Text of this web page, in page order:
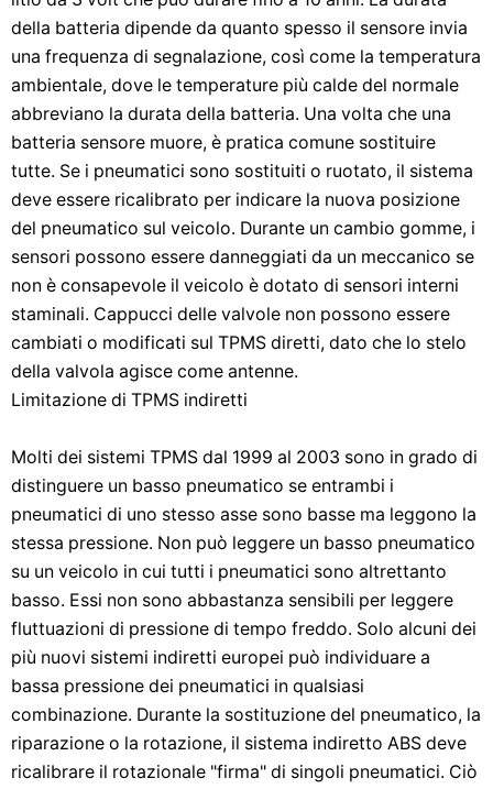
della batteria dipende da quanto spesso il sensore invia
una frequenza di segnalazione, così come la temperatura
ambientale, dove le temperature più calde del normale
abbreviano la durata della batteria. Una volta che una
batteria sensore muore, è pratica comune sostituire
tutte. Se i pneumatici sono sostituiti o ruotato, il sistema
deve essere ricalibrato per indicare la nuova posizione
del pneumatico sul veicolo. Durante un cambio gomme, i
sensori possono essere danneggiati da un meccanico se
non è consapevole il veicolo è dotato di sensori interni
staminali. Cappucci delle valvole non possono essere
cambiati o modificati sul TPMS diretti, dato che lo stelo
della valvola agisce come antenne.
Limitazione di TPMS indiretti
Molti dei sistemi TPMS dal 1999 al 2003 sono in grado di
distinguere un basso pneumatico se entrambi i
pneumatici di uno stesso asse sono basse ma leggono la
stessa pressione. Non può leggere un basso pneumatico
su un veicolo in cui tutti i pneumatici sono altrettanto
basso. Essi non sono abbastanza sensibili per leggere
fluttuazioni di pressione di tempo freddo. Solo alcuni dei
più nuovi sistemi indiretti europei può individuare a
bassa pressione dei pneumatici in qualsiasi
combinazione. Durante la sostituzione del pneumatico, la
riparazione o la rotazione, il sistema indiretto ABS deve
ricalibrare il rotazionale "firma" di singoli pneumatici. Ciò